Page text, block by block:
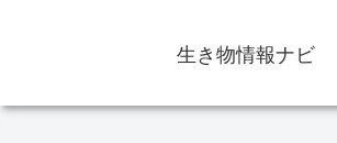
生き物情報ナビ